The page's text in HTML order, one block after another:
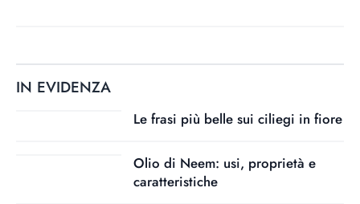
IN EVIDENZA
Le frasi più belle sui ciliegi in fiore
Olio di Neem: usi, proprietà e
caratteristiche